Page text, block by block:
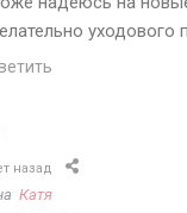
уходового
назад
Катя